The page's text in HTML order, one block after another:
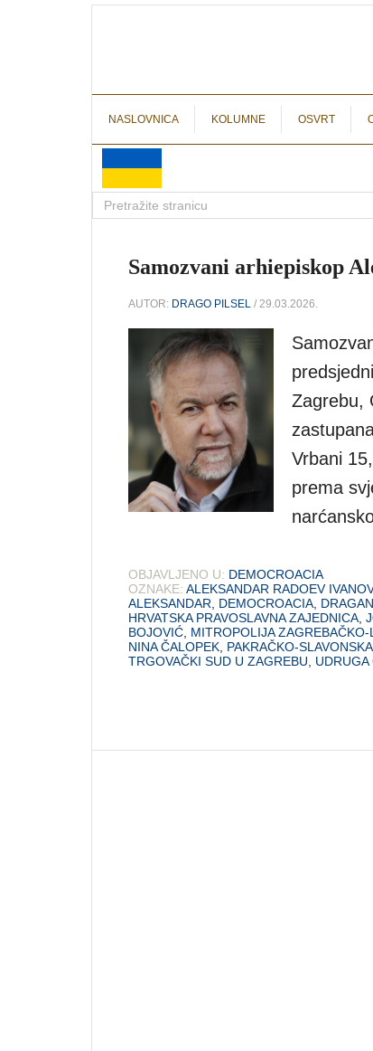
NASLOVNICA KOLUMNE OSVRT
Samozvani arhiepiskop
AUTOR: DRAGO PILSEL / 29.03.2026.
Zagrebu,
Vrbani
prema
OBJAVLJENO U: DEMOCROACIA
OZNAKE: ALEKSANDAR RADOEV IVANOV
ALEKSANDAR
DEMOCROACIA
HRVATSKA PRAVOSLAVNA ZAJEDNICA
BOJOVIĆ MITROPOLIJA
NINA ČALOPEK PAKRAČKO-
TRGOVAČKI SUD U ZAGREBU